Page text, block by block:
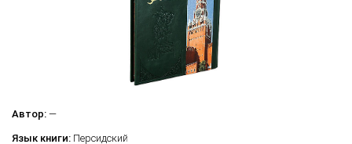
Автор: —
Язык книги: Персидский